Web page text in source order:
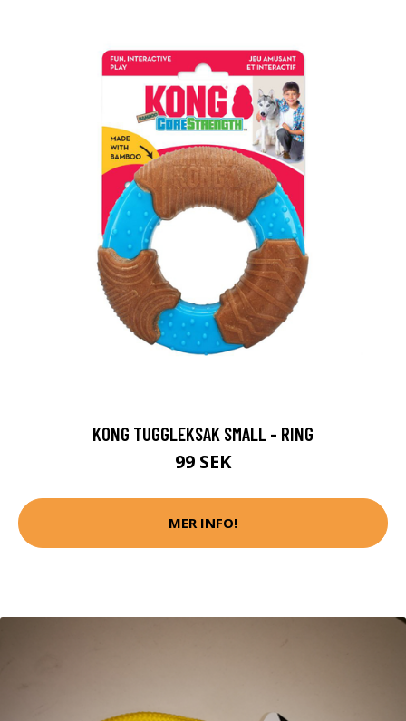
KONG TUGGLEKSAK SMALL - RING
99 SEK
MER INFO!